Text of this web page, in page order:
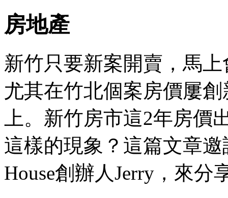
房地產
新竹只要新案開賣，馬
尤其在竹北個案房價屢
上。新竹房市這2年房
這樣的現象？這篇文章
House創辦人Jerry，來分